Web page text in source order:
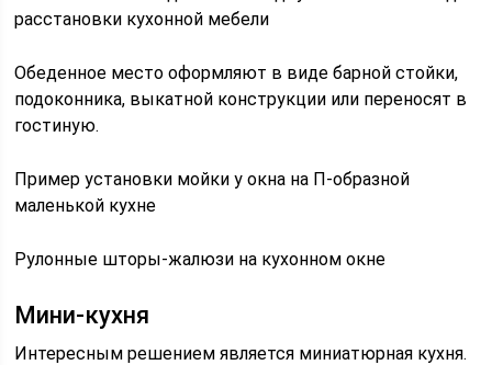
расстановки кухонной мебели
Обеденное место оформляют в виде барной стойки,
подоконника, выкатной конструкции или переносят в
гостиную.
Пример установки мойки у окна на П-образной
маленькой кухне
Рулонные шторы-жалюзи на кухонном окне
Мини-кухня
Интересным решением является миниатюрная кухня.